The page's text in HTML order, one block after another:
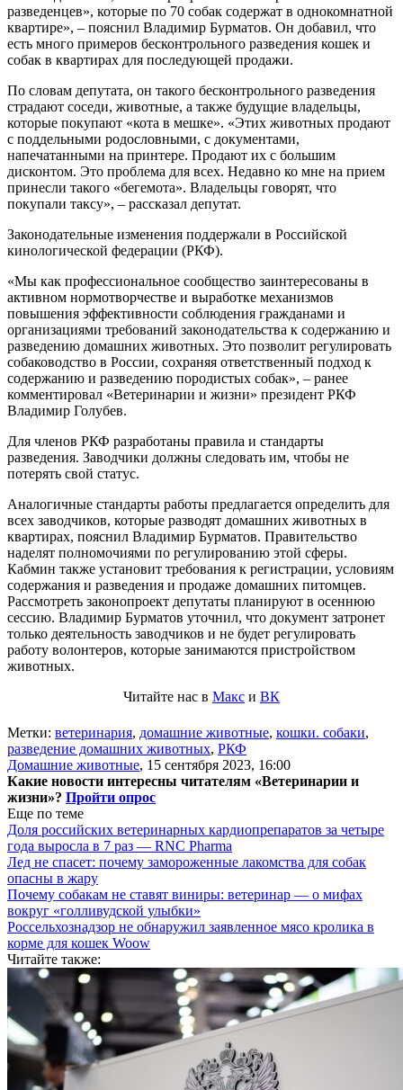
разведенцев», которые по 70 собак содержат в однокомнатной
квартире», – пояснил Владимир Бурматов. Он добавил, что
есть много примеров бесконтрольного разведения кошек и
собак в квартирах для последующей продажи.
По словам депутата, он такого бесконтрольного разведения
страдают соседи, животные, а также будущие владельцы,
которые покупают «кота в мешке». «Этих животных продают
с поддельными родословными, с документами,
напечатанными на принтере. Продают их с большим
дисконтом. Это проблема для всех. Недавно ко мне на прием
принесли такого «бегемота». Владельцы говорят, что
покупали таксу», – рассказал депутат.
Законодательные изменения поддержали в Российской
кинологической федерации (РКФ).
«Мы как профессиональное сообщество заинтересованы в
активном нормотворчестве и выработке механизмов
повышения эффективности соблюдения гражданами и
организациями требований законодательства к содержанию и
разведению домашних животных. Это позволит регулировать
собаководство в России, сохраняя ответственный подход к
содержанию и разведению породистых собак», – ранее
комментировал «Ветеринарии и жизни» президент РКФ
Владимир Голубев.
Для членов РКФ разработаны правила и стандарты
разведения. Заводчики должны следовать им, чтобы не
потерять свой статус.
Аналогичные стандарты работы предлагается определить для
всех заводчиков, которые разводят домашних животных в
квартирах, пояснил Владимир Бурматов. Правительство
наделят полномочиями по регулированию этой сферы.
Кабмин также установит требования к регистрации, условиям
содержания и разведения и продаже домашних питомцев.
Рассмотреть законопроект депутаты планируют в осеннюю
сессию. Владимир Бурматов уточнил, что документ затронет
только деятельность заводчиков и не будет регулировать
работу волонтеров, которые занимаются пристройством
животных.
Читайте нас в Макс и ВК
Метки: ветеринария, домашние животные, кошки. собаки,
разведение домашних животных, РКФ
Домашние животные, 15 сентября 2023, 16:00
Какие новости интересны читателям «Ветеринарии и
жизни»? Пройти опрос
Еще по теме
Доля российских ветеринарных кардиопрепаратов за четыре
года выросла в 7 раз — RNC Pharma
Лед не спасет: почему замороженные лакомства для собак
опасны в жару
Почему собакам не ставят виниры: ветеринар — о мифах
вокруг «голливудской улыбки»
Россельхознадзор не обнаружил заявленное мясо кролика в
корме для кошек Woow
Читайте также: